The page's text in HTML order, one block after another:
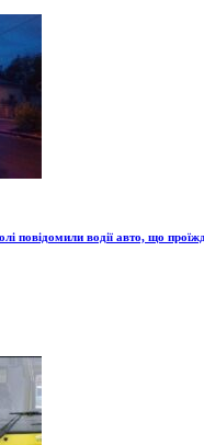
повідомили водії авто, що